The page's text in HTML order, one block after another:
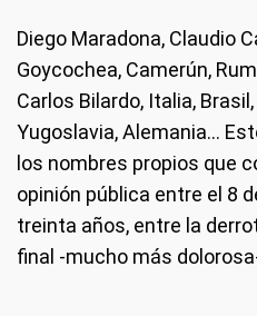
Diego Maradona, Claudio
Goycochea, Camerún,
Carlos Bilardo, Italia,
Yugoslavia, Alemania...
los nombres propios que
opinión pública entre el 8
treinta años, entre la
final -mucho más